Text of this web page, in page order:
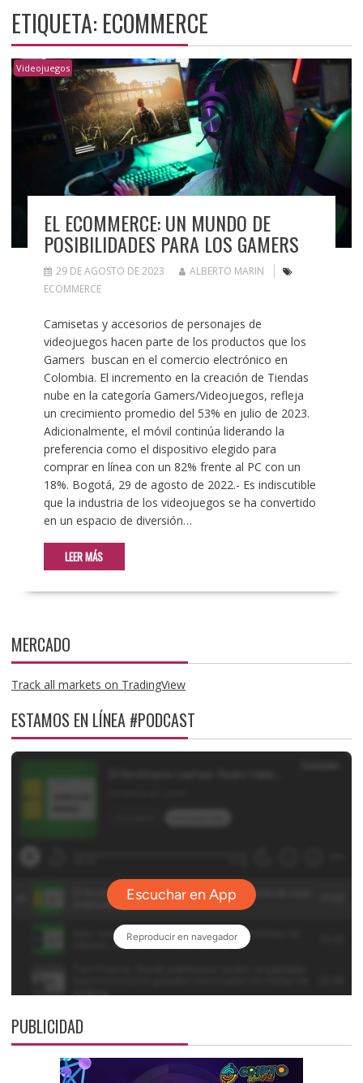
ETIQUETA: ECOMMERCE
Videojuegos
EL ECOMMERCE: UN MUNDO DE
POSIBILIDADES PARA LOS GAMERS
29 DE AGOSTO DE 2023
ALBERTO MARIN
ECOMMERCE
Camisetas y accesorios de personajes de
videojuegos hacen parte de los productos que los
Gamers buscan en el comercio electrónico en
Colombia. El incremento en la creación de Tiendas
nube en la categoría Gamers/Videojuegos, refleja
un crecimiento promedio del 53% en julio de 2023.
Adicionalmente, el móvil continúa liderando la
preferencia como el dispositivo elegido para
comprar en línea con un 82% frente al PC con un
18%. Bogotá, 29 de agosto de 2022.- Es indiscutible
que la industria de los videojuegos se ha convertido
en un espacio de diversión…
LEER MÁS
MERCADO
Track all markets on TradingView
ESTAMOS EN LÍNEA #PODCAST
PUBLICIDAD